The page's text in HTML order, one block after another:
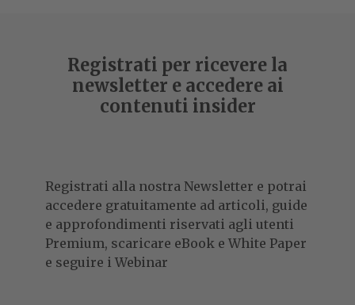
Registrati per ricevere la
newsletter e accedere ai
contenuti insider
Registrati alla nostra Newsletter e potrai
accedere gratuitamente ad articoli, guide
e approfondimenti riservati agli utenti
Premium, scaricare eBook e White Paper
e seguire i Webinar